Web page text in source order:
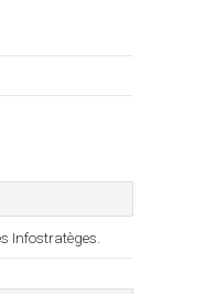
Infostratèges.